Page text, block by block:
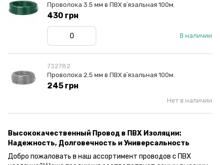
Проволока 3.5 мм в ПВХ вʼязальная 100м.
В наличии
430 грн
732782
Проволока 2.5 мм в ПВХ вʼязальная 100м.
Нет в наличии
245 грн
Высококачественный Провод в ПВХ Изоляции:
Надежность, Долговечность и Универсальность
Добро пожаловать в наш ассортимент проводов с ПВХ